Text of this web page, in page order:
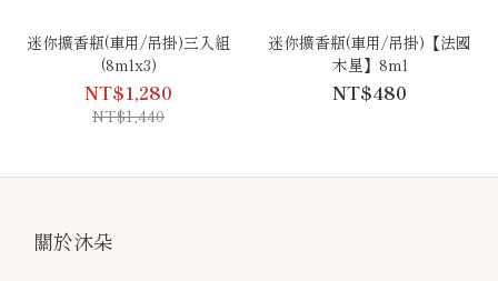
迷你擴香瓶(車用/吊掛)三入組
(8mlx3)
NT$1,280
NT$1,440
迷你擴香瓶(車用/吊掛)【法國
木星】8ml
NT$480
關於沐朵